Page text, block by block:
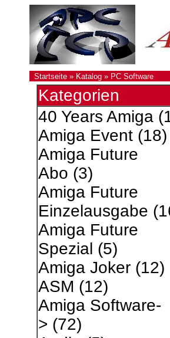
Startseite » Katalog » PC Software
Kategorien
40 Years Amiga
Amiga Event(18)
Amiga Future
Abo (3)
Amiga Future
Einzelausgabe
Amiga Future
Spezial (5)
Amiga Joker(12)
ASM (12)
Amiga Software-
> (72)